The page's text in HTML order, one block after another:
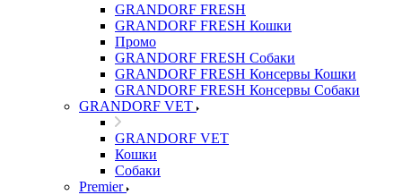
GRANDORF FRESH
GRANDORF FRESH Кошки
Промо
GRANDORF FRESH Собаки
GRANDORF FRESH Консервы Кошки
GRANDORF FRESH Консервы Собаки
GRANDORF VET
GRANDORF VET
Кошки
Собаки
Premier